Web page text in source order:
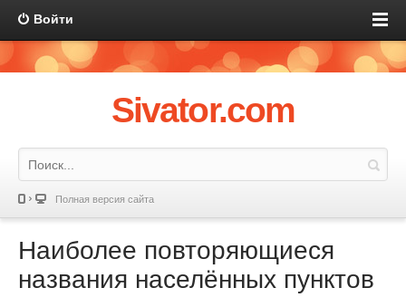
Войти
Sivator.com
Полная версия сайта
Наиболее повторяющиеся
названия населённых пунктов